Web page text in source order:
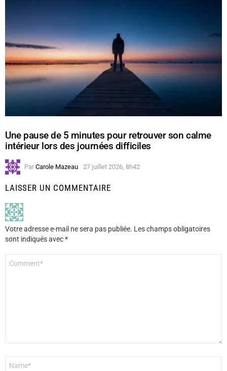
Une pause de 5 minutes pour retrouver son calme
intérieur lors des journées difficiles
Par Carole Mazeau 27 juillet 2026, 8h42
LAISSER UN COMMENTAIRE
Votre adresse e-mail ne sera pas publiée. Les champs obligatoires
sont indiqués avec*